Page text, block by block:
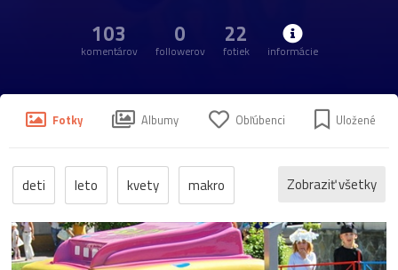
103
komentárov
0
followerov
22
fotiek informácie
Fotky Albumy Obľúbenci Uložené
Zobraziť všetky
deti leto kvety makro
príroda slovensko hory portrét huby